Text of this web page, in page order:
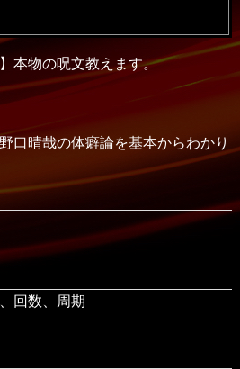
本物の呪文教えます。
口晴哉の体癖論を基本からわかり
回数、周期